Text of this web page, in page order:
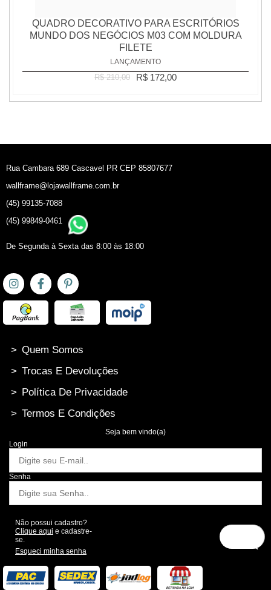
QUADRO DECORATIVO PARA ESCRITÓRIOS
MUNDO DOS NEGÓCIOS M03 COM MOLDURA
FILETE
LANÇAMENTO
R$ 210,00 R$ 172,00
Rua Cambara 689 Cascavel PR CEP 85807677
wallframe@lojawallframe.com.br
(45) 99135-7088
(45) 99849-0461
De Segunda à Sexta das 8:00 às 18:00
> Quem Somos
> Trocas E Devoluções
> Política De Privacidade
> Termos E Condições
Seja bem vindo(a)
Login
Senha
Não possui cadastro?
Clique aqui e cadastre-
se.
Esqueci minha senha